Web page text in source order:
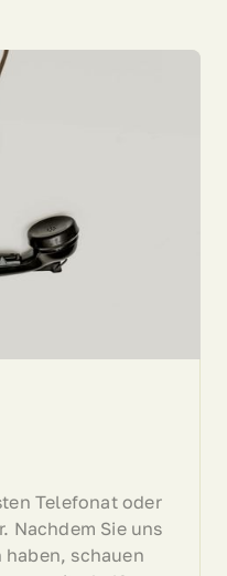
Telefonat oder
Nachdem Sie uns
schauen